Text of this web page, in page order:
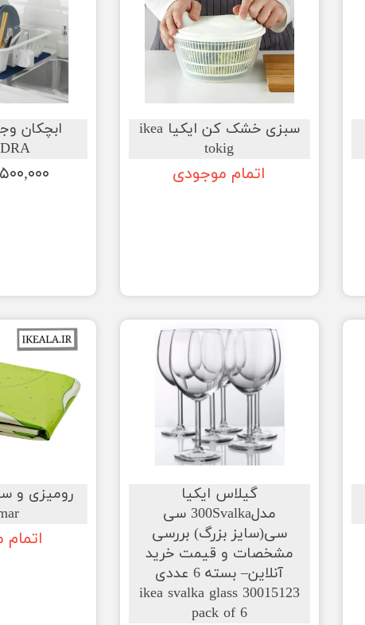
سبزی خشک کن ایکیا ikea
tokig
اتمام موجودی
ابچکان
۲,۵۰۰,۰۰۰
گیلاس ایکیا
مدل300Svalka سی
سی(سایز بزرگ) بررسی
مشخصات و قیمت خرید
آنلاین– بسته 6 عددی
30015123 ikea svalka glass
pack of 6